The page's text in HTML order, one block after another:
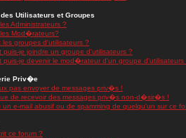
Utilisateurs et Groupes
Administrateurs ?
Mod�rateurs?
les groupes d'utilisateurs ?
puis-je joindre un groupe d'utilisateurs ?
puis-je devenir le mod�rateur d'un groupe d'utilisateurs
Priv�e
pas envoyer de messages priv�s !
de recevoir des messages priv�s non-d�sir�s !
e-mail abusif ou de spamming de quelqu'un sur ce
ce forum ?